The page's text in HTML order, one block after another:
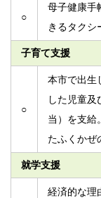
○
母子健康手
きるタクシ
子育て支援
○
本市で出生
した児童
当）を支給
たふくかぜ
就学支援
経済的な理